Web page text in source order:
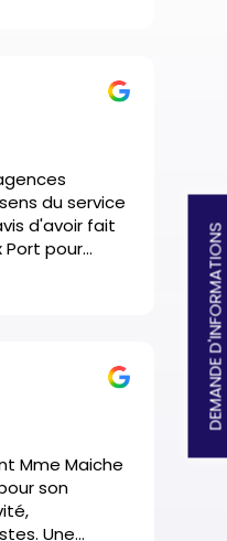
du service
d'avoir fait
Port pour
secondaire.
tout au
Mme Maiche
son
Une
DEMANDE D'INFORMATIONS